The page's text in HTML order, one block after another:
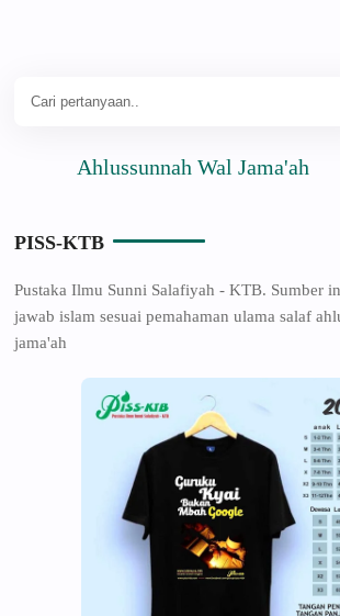
Ahlussunnah Wal Jama'ah
PISS-KTB
Pustaka Ilmu Sunni Salafiyah - KTB. Sumber
jawab islam sesuai pemahaman ulama salaf
jama'ah